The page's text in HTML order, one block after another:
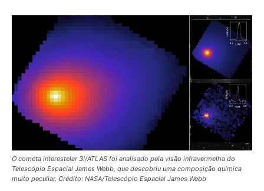
O cometa interestelar 3I/ATLAS foi analisado pela visão infravermelha do
Telescópio Espacial James Webb, que descobriu uma composição química
muito peculiar. Crédito: NASA/Telescópio Espacial James Webb